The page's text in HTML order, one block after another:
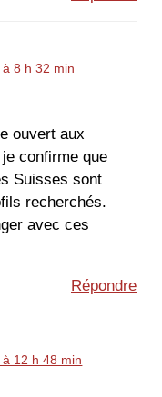
8 h 32 min
ouvert aux
confirme que
Suisses sont
recherchés.
avec ces
Répondre
12 h 48 min